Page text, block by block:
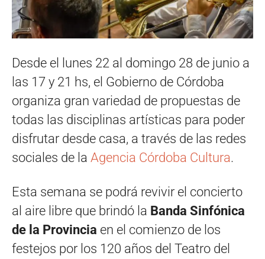
Desde el lunes 22 al domingo 28 de junio a
las 17 y 21 hs, el Gobierno de Córdoba
organiza gran variedad de propuestas de
todas las disciplinas artísticas para poder
disfrutar desde casa, a través de las redes
sociales de la Agencia Córdoba Cultura.
Esta semana se podrá revivir el concierto
al aire libre que brindó la Banda Sinfónica
de la Provincia en el comienzo de los
festejos por los 120 años del Teatro del